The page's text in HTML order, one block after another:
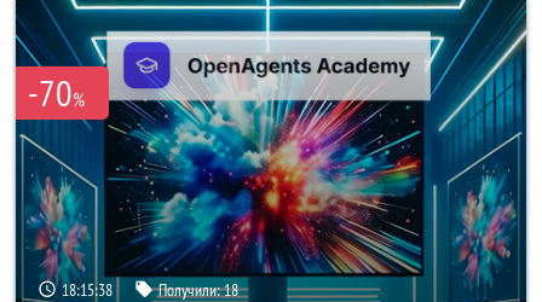
-70%
18:15:35 Получили:18